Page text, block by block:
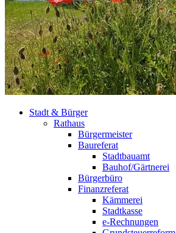
Stadt & Bürger
Rathaus
Bürgermeister
Baureferat
Stadtbauamt
Bauhof/Gärtnerei
Bürgerbüro
Finanzreferat
Kämmerei
Stadtkasse
e-Rechnungen